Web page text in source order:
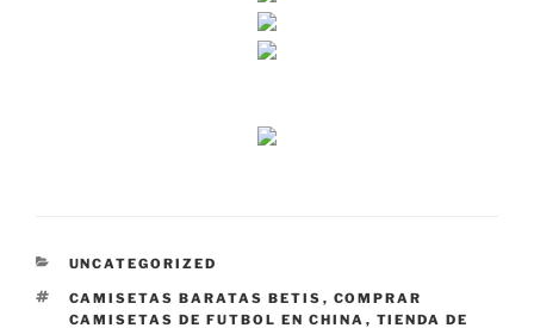
CATEGORÍAS
UNCATEGORIZED
ETIQUETAS
CAMISETAS BARATAS BETIS , COMPRAR
CAMISETAS DE FUTBOL EN CHINA , TIENDA DE